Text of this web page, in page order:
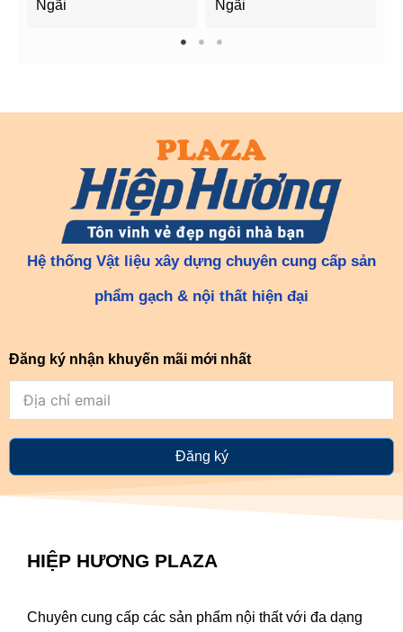
Ngãi
Ngãi
1 2 3
Hệ thống Vật liệu xây dựng chuyên cung cấp sản
phẩm gạch & nội thất hiện đại
Đăng ký nhận khuyến mãi mới nhất
Đăng ký
HIỆP HƯƠNG PLAZA
Chuyên cung cấp các sản phẩm nội thất với đa dạng